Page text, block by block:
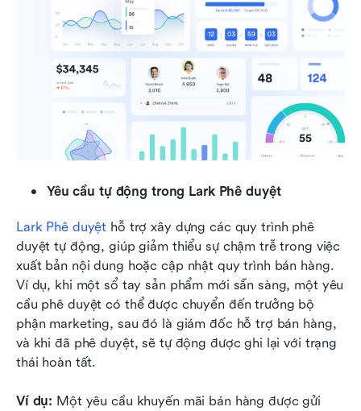
Yêu cầu tự động trong Lark Phê duyệt
Lark Phê duyệt hỗ trợ xây dựng các quy trình phê
duyệt tự động, giúp giảm thiểu sự chậm trễ trong việc
xuất bản nội dung hoặc cập nhật quy trình bán hàng.
Ví dụ, khi một sổ tay sản phẩm mới sẵn sàng, một yêu
cầu phê duyệt có thể được chuyển đến trưởng bộ
phận marketing, sau đó là giám đốc hỗ trợ bán hàng,
và khi đã phê duyệt, sẽ tự động được ghi lại với trạng
thái hoàn tất.
Ví dụ: Một yêu cầu khuyến mãi bán hàng được gửi